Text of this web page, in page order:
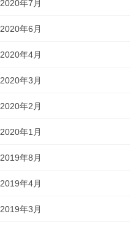
2020年7月
2020年6月
2020年4月
2020年3月
2020年2月
2020年1月
2019年8月
2019年4月
2019年3月